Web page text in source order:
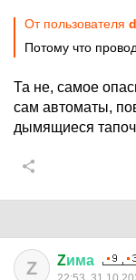
От пользователя
Потому что
Та не, самое
сам автоматы,
дымящиеся
Z Zима